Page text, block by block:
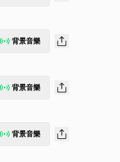
背景音樂
背景音樂
背景音樂